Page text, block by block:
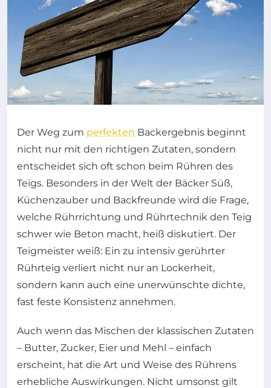
Der Weg zum perfekten Backergebnis beginnt
nicht nur mit den richtigen Zutaten, sondern
entscheidet sich oft schon beim Rühren des
Teigs. Besonders in der Welt der Bäcker Süß,
Küchenzauber und Backfreunde wird die Frage,
welche Rührrichtung und Rührtechnik den Teig
schwer wie Beton macht, heiß diskutiert. Der
Teigmeister weiß: Ein zu intensiv gerührter
Rührteig verliert nicht nur an Lockerheit,
sondern kann auch eine unerwünschte dichte,
fast feste Konsistenz annehmen.
Auch wenn das Mischen der klassischen Zutaten
– Butter, Zucker, Eier und Mehl – einfach
erscheint, hat die Art und Weise des Rührens
erhebliche Auswirkungen. Nicht umsonst gilt